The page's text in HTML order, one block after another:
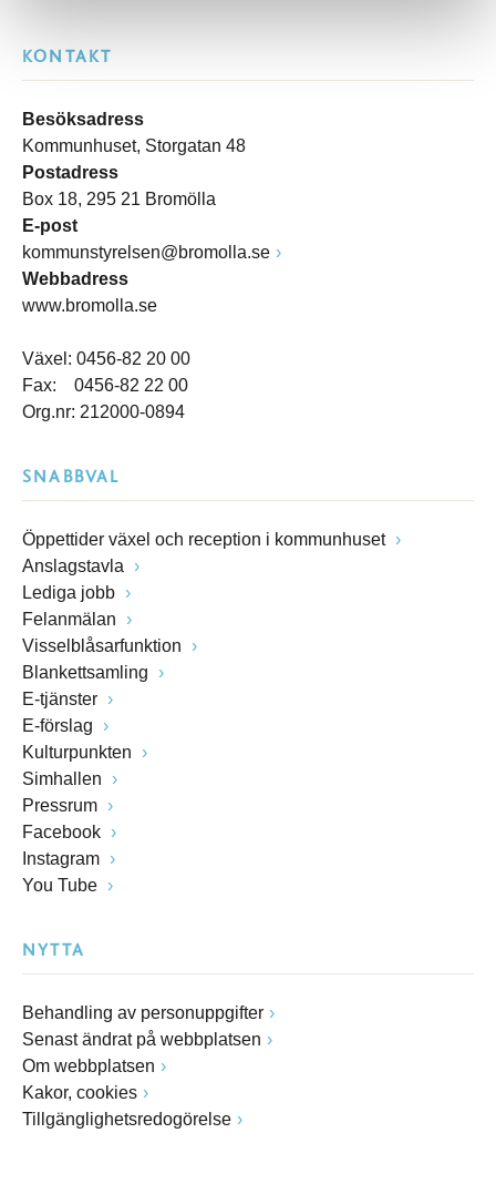
KONTAKT
Besöksadress
Kommunhuset, Storgatan 48
Postadress
Box 18, 295 21 Bromölla
E-post
kommunstyrelsen@bromolla.se
Webbadress
www.bromolla.se
Växel: 0456-82 20 00
Fax: 0456-82 22 00
Org.nr: 212000-0894
SNABBVAL
Öppettider växel och reception i kommunhuset
Anslagstavla
Lediga jobb
Felanmälan
Visselblåsarfunktion
Blankettsamling
E-tjänster
E-förslag
Kulturpunkten
Simhallen
Pressrum
Facebook
Instagram
You Tube
NYTTA
Behandling av personuppgifter
Senast ändrat på webbplatsen
Om webbplatsen
Kakor, cookies
Tillgänglighetsredogörelse